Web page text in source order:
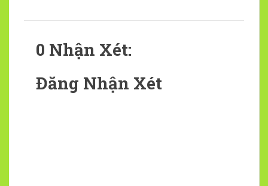
0 Nhận Xét:
Đăng Nhận Xét